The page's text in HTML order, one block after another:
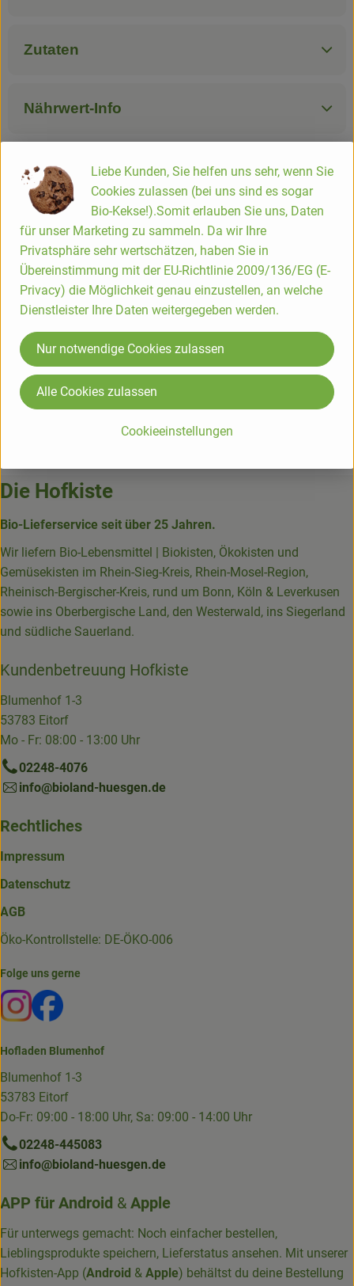
Zutaten
Nährwert-Info
Produktdatenblatt
Herkunft
Hersteller: EMS
Deutschland
Emils Biomanufaktur
Die Hofkiste
Bio-Lieferservice seit über 25 Jahren.
Wir liefern Bio-Lebensmittel | Biokisten, Ökokisten und
Gemüsekisten im Rhein-Sieg-Kreis, Rhein-Mosel-Region,
Rheinisch-Bergischer-Kreis, rund um Bonn, Köln & Leverkusen
sowie ins Oberbergische Land, den Westerwald, ins Siegerland
und südliche Sauerland.
Kundenbetreuung Hofkiste
Blumenhof 1-3
53783 Eitorf
Mo - Fr: 08:00 - 13:00 Uhr
02248-4076
info@bioland-huesgen.de
Rechtliches
Impressum
Datenschutz
AGB
Öko-Kontrollstelle: DE-ÖKO-006
Folge uns gerne
Externer Link zu https://www.instagram.com/die.hofkiste/
Externer Link zu https://www.facebook.com/p/Die-
Hofladen Blumenhof
Blumenhof 1-3
53783 Eitorf
Do-Fr: 09:00 - 18:00 Uhr, Sa: 09:00 - 14:00 Uhr
02248-445083
info@bioland-huesgen.de
APP für Android & Apple
Für unterwegs gemacht: Noch einfacher bestellen,
Lieblingsprodukte speichern, Lieferstatus ansehen. Mit unserer
Hofkisten-App (Android & Apple) behältst du deine Bestellung
Liebe Kunden, Sie helfen uns sehr, wenn Sie
Cookies zulassen (bei uns sind es sogar
Bio-Kekse!).Somit erlauben Sie uns, Daten
für unser Marketing zu sammeln. Da wir Ihre
Privatsphäre sehr wertschätzen, haben Sie in
Übereinstimmung mit der EU-Richtlinie 2009/136/EG (E-
Privacy) die Möglichkeit genau einzustellen, an welche
Dienstleister Ihre Daten weitergegeben werden.
Cookieeinstellungen
Nur notwendige Cookies zulassen
Alle Cookies zulassen